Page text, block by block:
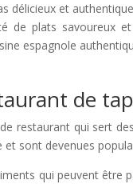
délicieux et
de plats savoureux
espagnole
de
restaurant qui sert
et sont devenues
qui peuvent être